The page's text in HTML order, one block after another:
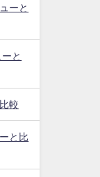
ーと
と
較
と比